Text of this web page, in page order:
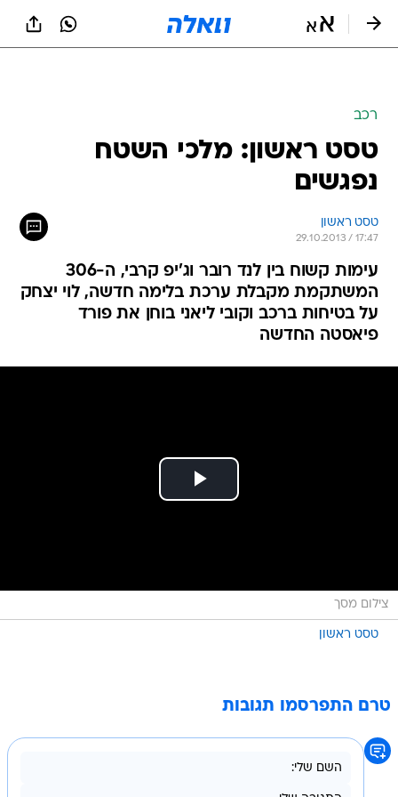
רכב
טסט ראשון: מלכי השטח
נפגשים
טסט ראשון
29.10.2013 / 17:47
עימות קשוח בין לנד רובר וג'יפ קרבי, ה-306
המשתקמת מקבלת ערכת בלימה חדשה, לוי יצחק
על בטיחות ברכב וקובי ליאני בוחן את פורד
פיאסטה החדשה
צילום מסך
טסט ראשון
טרם התפרסמו תגובות